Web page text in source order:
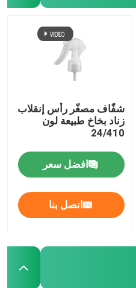
شفّاف مصغّر رأس إنقلاب
زناد بخاخ طبيعة لون
24/410
افضل سعر
اتصل بنا